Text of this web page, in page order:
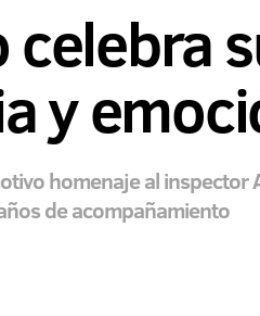
celebra
y
homenaje al
de acompañamiento